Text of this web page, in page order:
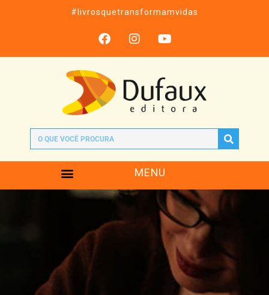
#livrosquetransformamvidas
MENU